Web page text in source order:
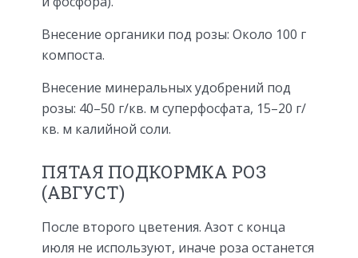
Внесение органики под розы: Около 100 г
компоста.
Внесение минеральных удобрений под
розы: 40–50 г/кв. м суперфосфата, 15–20 г/
кв. м калийной соли.
ПЯТАЯ ПОДКОРМКА РОЗ
(АВГУСТ)
После второго цветения. Азот с конца
июля не используют, иначе ро­за останется